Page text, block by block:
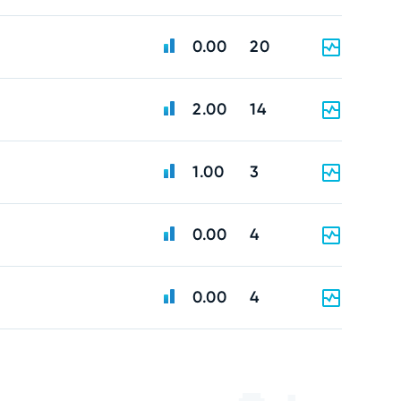
0.00 20
2.00 14
1.00 3
0.00 4
0.00 4